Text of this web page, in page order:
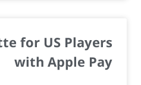
for US Players
with Apple Pay